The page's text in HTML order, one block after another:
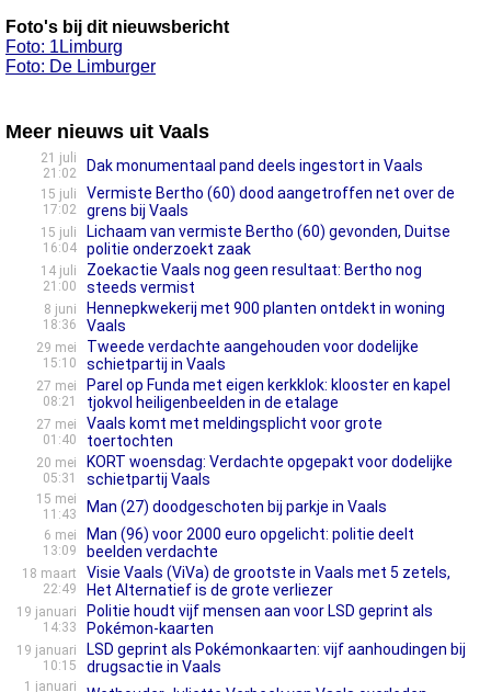
Foto's bij dit nieuwsbericht
Foto: 1Limburg
Foto: De Limburger
Meer nieuws uit Vaals
21 juli
21:02
Dak monumentaal pand deels ingestort in Vaals
15 juli
17:02
Vermiste Bertho (60) dood aangetroffen net over de
grens bij Vaals
15 juli
16:04
Lichaam van vermiste Bertho (60) gevonden, Duitse
politie onderzoekt zaak
14 juli
21:00
Zoekactie Vaals nog geen resultaat: Bertho nog
steeds vermist
8 juni
18:36
Hennepkwekerij met 900 planten ontdekt in woning
Vaals
29 mei
15:10
Tweede verdachte aangehouden voor dodelijke
schietpartij in Vaals
27 mei
08:21
Parel op Funda met eigen kerkklok: klooster en kapel
tjokvol heiligenbeelden in de etalage
27 mei
01:40
Vaals komt met meldingsplicht voor grote
toertochten
20 mei
05:31
KORT woensdag: Verdachte opgepakt voor dodelijke
schietpartij Vaals
15 mei
11:43
Man (27) doodgeschoten bij parkje in Vaals
6 mei
13:09
Man (96) voor 2000 euro opgelicht: politie deelt
beelden verdachte
18 maart
22:49
Visie Vaals (ViVa) de grootste in Vaals met 5 zetels,
Het Alternatief is de grote verliezer
19 januari
14:33
Politie houdt vijf mensen aan voor LSD geprint als
Pokémon-kaarten
19 januari
10:15
LSD geprint als Pokémonkaarten: vijf aanhoudingen bij
drugsactie in Vaals
1 januari